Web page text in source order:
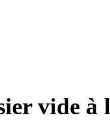
vide à